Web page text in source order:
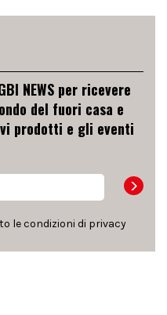
NEWS per ricevere
del fuori casa e
prodotti e gli eventi
le condizioni di privacy